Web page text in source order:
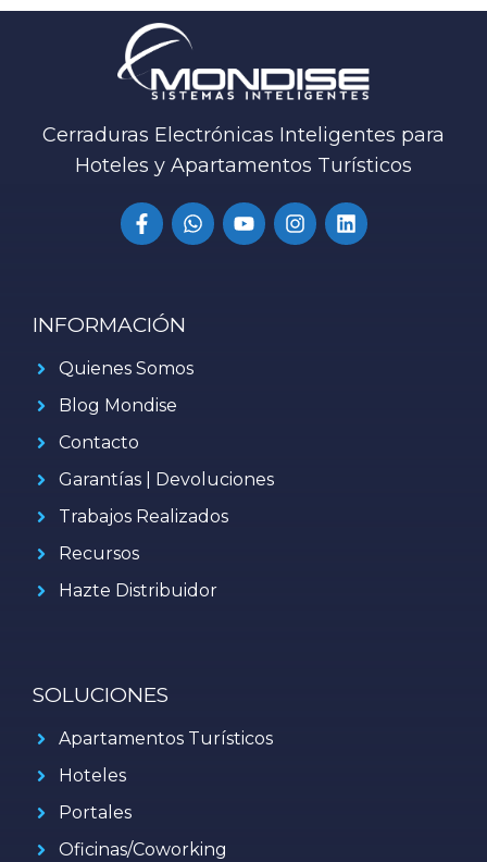
Cerraduras Electrónicas Inteligentes para
Hoteles y Apartamentos Turísticos
INFORMACIÓN
Quienes Somos
Blog Mondise
Contacto
Garantías | Devoluciones
Trabajos Realizados
Recursos
Hazte Distribuidor
SOLUCIONES
Apartamentos Turísticos
Hoteles
Portales
Oficinas/Coworking